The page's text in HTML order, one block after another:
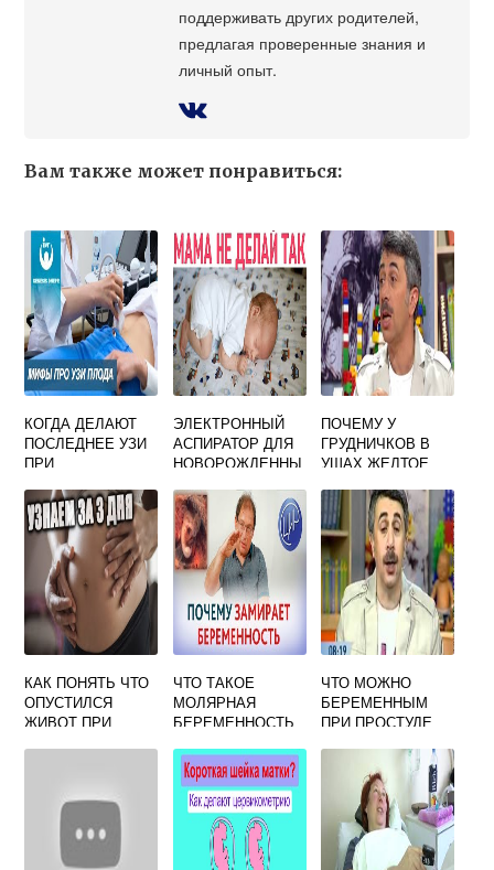
поддерживать других родителей,
предлагая проверенные знания и
личный опыт.
Вам также может понравиться:
КОГДА ДЕЛАЮТ
ПОСЛЕДНЕЕ УЗИ
ПРИ
ЭЛЕКТРОННЫЙ
АСПИРАТОР ДЛЯ
НОВОРОЖДЕННЫ
ПРЕИМУЩЕСТВА
И НЕДОСТАТКИ
ПОЧЕМУ У
ГРУДНИЧКОВ В
УШАХ ЖЕЛТОЕ
КАК ПОНЯТЬ ЧТО
ОПУСТИЛСЯ
ЖИВОТ ПРИ
ЧТО ТАКОЕ
МОЛЯРНАЯ
БЕРЕМЕННОСТЬ
ЧТО МОЖНО
БЕРЕМЕННЫМ
ПРИ ПРОСТУДЕ